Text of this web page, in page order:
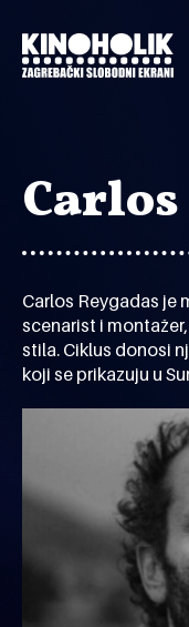
glavni
sadržaj
Carlos
Carlos Reygadas je
scenarist i
stila. Ciklus donosi
koji se prikazuju u